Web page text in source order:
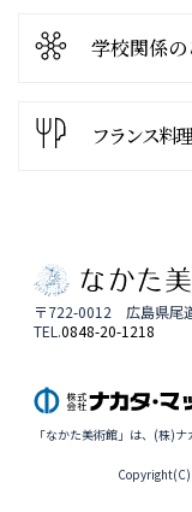
学校関係の
フランス料
〒722-0012 広島県尾
TEL.0848-20-1218
「なかた美術館」は、(株)